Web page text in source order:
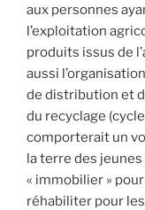
aux personnes
l’exploitation
produits issus de
aussi
de distribution et
du recyclage
comporterait un
la terre des
« immobilier »
réhabiliter pour